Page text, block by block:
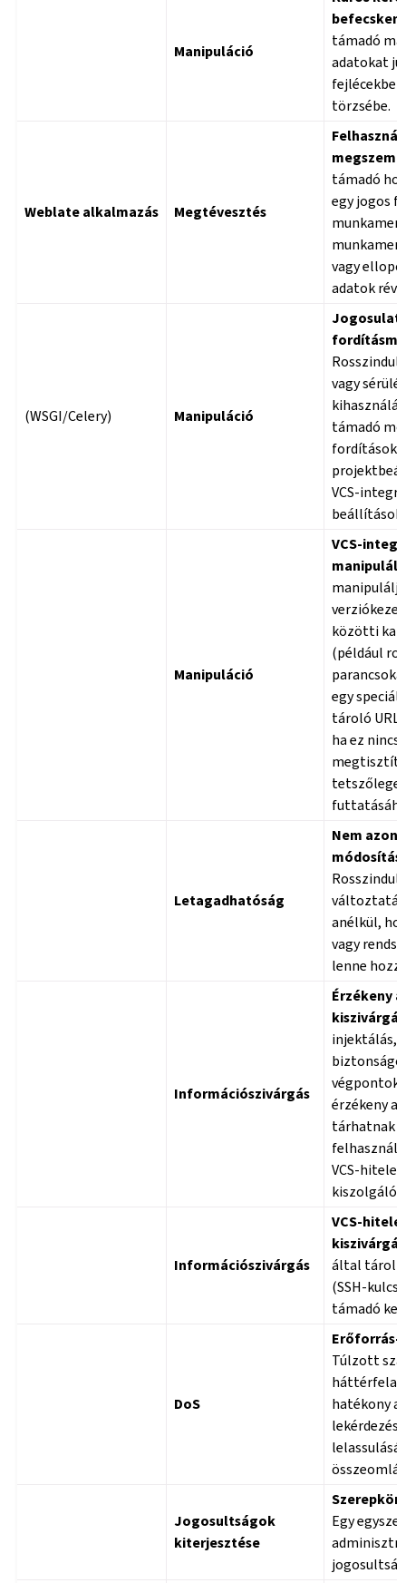
Manipuláció
támadó
adatokat
fejlécekbe
törzsébe.
Weblate alkalmazás Megtévesztés
támadó
egy jogos
vagy
adatok
(WSGI/Celery) Manipuláció
vagy
támadó
VCS-
Manipuláció
VCS-
közötti
(például
egy
tároló
ha ez
Letagadhatóság
Nem
anélkül,
vagy
lenne
Információszivárgás
Érzékeny
injektálás,
végpontok
érzékeny
tárhatnak
VCS-
kiszolgáló
Információszivárgás
VCS-
által tárolt
(SSH-
támadó
DoS
Erőforrás-
Túlzott
hatékony
lekérdezés
Jogosultságok
kiterjesztése
Szerepkör
Egy